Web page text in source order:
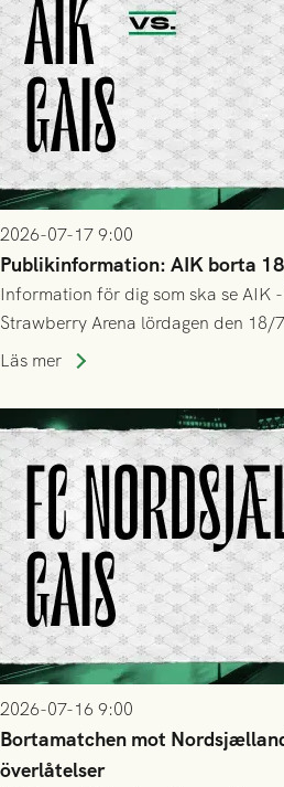
2026-07-17 9:00
Publikinformation: AIK borta
Information för dig som ska se AIK
Strawberry Arena lördagen den 18/
Läs mer
2026-07-16 9:00
Bortamatchen mot
överlåtelser